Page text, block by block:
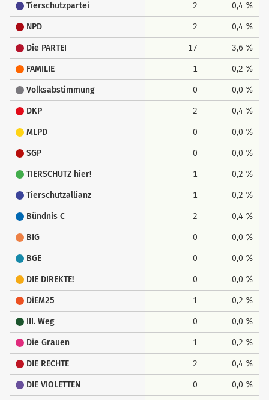
Tierschutzpartei 2 0,4 %
NPD 2 0,4 %
Die PARTEI 17 3,6 %
FAMILIE 1 0,2 %
Volksabstimmung 0 0,0 %
DKP 2 0,4 %
MLPD 0 0,0 %
SGP 0 0,0 %
TIERSCHUTZ hier! 1 0,2 %
Tierschutzallianz 1 0,2 %
Bündnis C 2 0,4 %
BIG 0 0,0 %
BGE 0 0,0 %
DIE DIREKTE! 0 0,0 %
DiEM25 1 0,2 %
III. Weg 0 0,0 %
Die Grauen 1 0,2 %
DIE RECHTE 2 0,4 %
DIE VIOLETTEN 0 0,0 %